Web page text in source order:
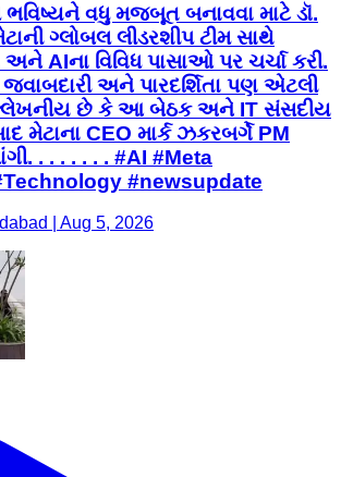
ભવિષ્યને વધુ મજબૂત બનાવવા માટે ડૉ.
ગ્લોબલ લીડરશીપ ટીમ સાથે
અને AIના વિવિધ પાસાઓ પર ચર્ચા કરી.
અને પારદર્શિતા પણ એટલી
છે કે આ બેઠક અને IT સંસદીય
મેટાના CEO માર્ક ઝકરબર્ગે PM
. . . . . . . #AI #Meta
#newsupdate
| Aug 5, 2026